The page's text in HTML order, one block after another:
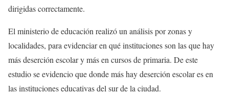
dirigidas correctamente.
El ministerio de educación realizó un análisis por zonas y
localidades, para evidenciar en qué instituciones son las que hay
más deserción escolar y más en cursos de primaria. De este
estudio se evidencio que donde más hay deserción escolar es en
las instituciones educativas del sur de la ciudad.